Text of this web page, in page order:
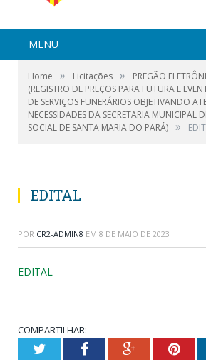
MENU
Home » Licitações »
PREGÃO
(REGISTRO DE PREÇOS PARA FUTURA E
DE SERVIÇOS FUNERÁRIOS OBJETIVANDO
NECESSIDADES DA SECRETARIA MUNICIPAL
SOCIAL DE SANTA MARIA DO PARÁ) »
EDITAL
POR CR2-ADMIN8 EM 8 DE MAIO DE 2023
EDITAL
COMPARTILHAR:
TwitterFacebookGoogle+